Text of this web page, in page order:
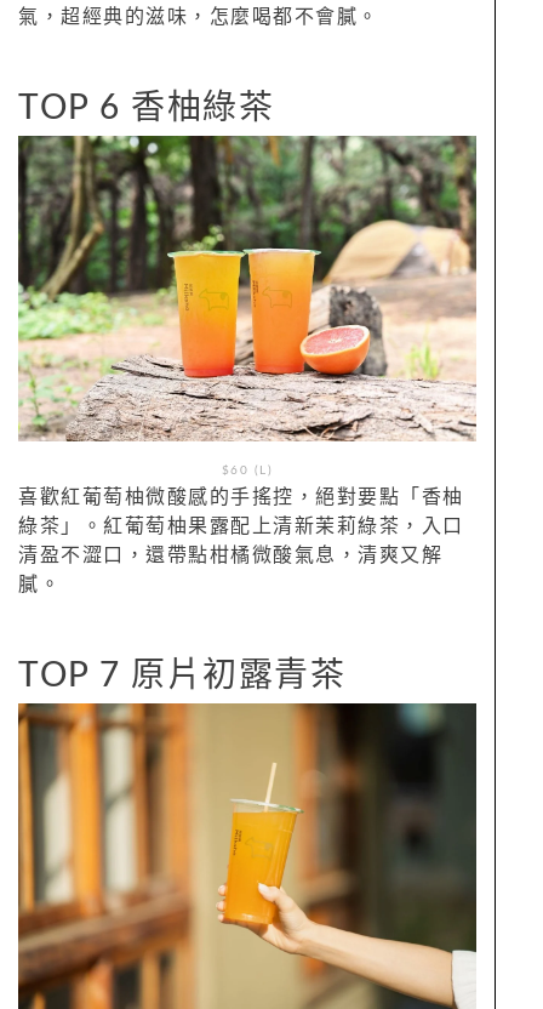
氣，超經典的滋味，怎麼喝都不會膩。
TOP 6 香柚綠茶
$60 (L)
喜歡紅葡萄柚微酸感的手搖控，絕對要點「香柚
綠茶」。紅葡萄柚果露配上清新茉莉綠茶，入口
清盈不澀口，還帶點柑橘微酸氣息，清爽又解
膩。
TOP 7 原片初露青茶